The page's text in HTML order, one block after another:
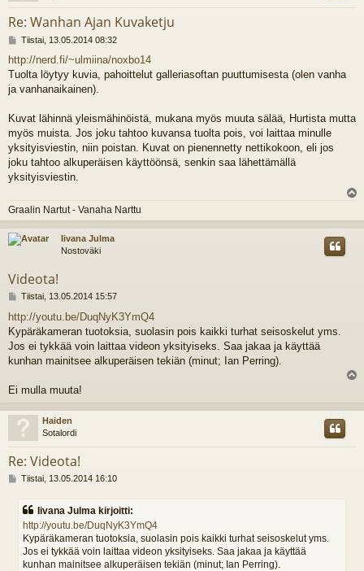
Re: Wanhan Ajan Kuvaketju
V
e
s
t
Tiistai, 13.05.2014 08:32
http://nerd.fi/~ulmiina/noxbo14
Tuolta löytyy kuvia, pahoittelut galleriasoftan puuttumisesta (olen vanha
ja vanhanaikainen).
Kuvat lähinnä yleismähinöistä, mukana myös muuta sälää, Hurtista mutta
myös muista. Jos joku tahtoo kuvansa tuolta pois, voi laittaa minulle
yksityisviestin, niin poistan. Kuvat on pienennetty nettikokoon, eli jos
joku tahtoo alkuperäisen käyttöönsä, senkin saa lähettämällä
yksityisviestin.
Graalin Nartut - Vanaha Narttu
ö
Iivana Julma
Nostoväki
Videota!
V
e
s
t
Tiistai, 13.05.2014 15:57
http://youtu.be/DuqNyK3YmQ4
Kypäräkameran tuotoksia, suolasin pois kaikki turhat seisoskelut yms.
Jos ei tykkää voin laittaa videon yksityiseks. Saa jakaa ja käyttää
kunhan mainitsee alkuperäisen tekiän (minut; Ian Perring).
Ei mulla muuta!
s
Haiden
Sotalordi
Re: Videota!
V
e
Tiistai, 13.05.2014 16:10
Iivana Julma kirjoitti:
http://youtu.be/DuqNyK3YmQ4
Kypäräkameran tuotoksia, suolasin pois kaikki turhat seisoskelut yms.
Jos ei tykkää voin laittaa videon yksityiseks. Saa jakaa ja käyttää
kunhan mainitsee alkuperäisen tekiän (minut; Ian Perring).